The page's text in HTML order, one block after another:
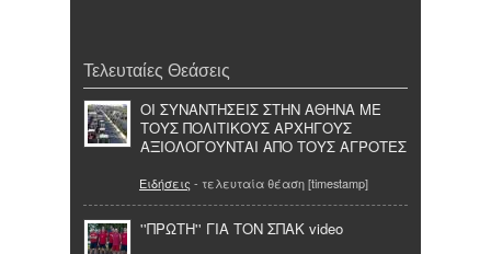
Τελευταίες Θεάσεις
ΟΙ ΣΥΝΑΝΤΗΣΕΙΣ ΣΤΗΝ ΑΘΗΝΑ ΜΕ
ΤΟΥΣ ΠΟΛΙΤΙΚΟΥΣ ΑΡΧΗΓΟΥΣ
ΑΞΙΟΛΟΓΟΥΝΤΑΙ ΑΠΟ ΤΟΥΣ ΑΓΡΟΤΕΣ
Ειδήσεις - τελευταία θέαση [timestamp]
''ΠΡΩΤΗ'' ΓΙΑ ΤΟΝ ΣΠΑΚ video